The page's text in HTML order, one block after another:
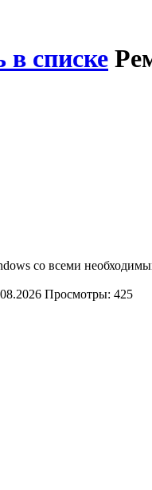
в списке
со всеми
Просмотры: 425